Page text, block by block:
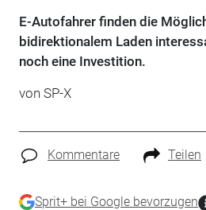
E-Autofahrer finden die
bidirektionalem Laden
noch eine Investition.
von SP-X
Kommentare Teilen
Sprit+ bei Google bevorzugen